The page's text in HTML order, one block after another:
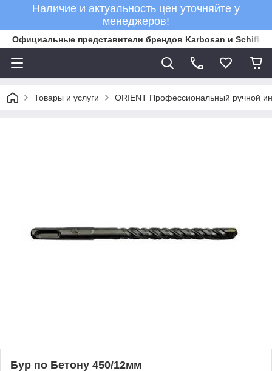
Наличие и актуальность цен уточняйте у
менеджеров!
Официальные представители брендов Karbosan и Schifler
Товары и услуги ORIENT Профессиональный ручной
Бур по Бетону 450/12мм